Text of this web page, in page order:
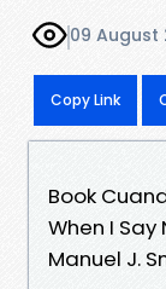
09 August
Copy Link
Book
When I Say
Manuel J.